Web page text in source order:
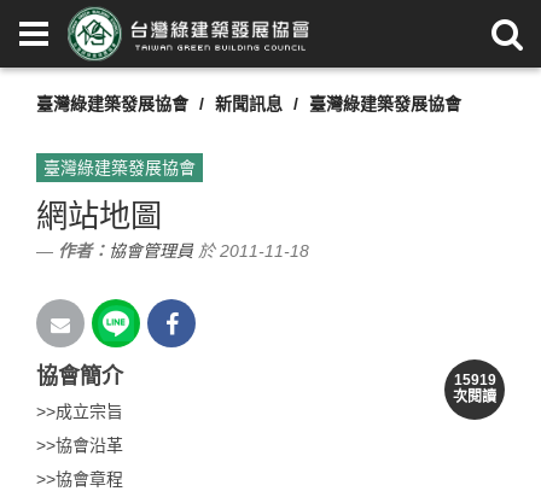
臺灣綠建築發展協會 新聞訊息 臺灣綠建築發展協會
臺灣綠建築發展協會
網站地圖
作者： 協會管理員 於 2011-11-18
15919
次閱讀
協會簡介
>>成立宗旨
>>協會沿革
>>協會章程